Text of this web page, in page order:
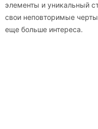
элементы и уникальный
свои неповторимые
еще больше интереса.